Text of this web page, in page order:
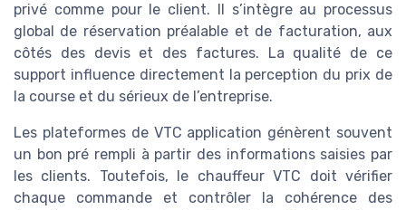
privé comme pour le client. Il s’intègre au processus
global de réservation préalable et de facturation, aux
côtés des devis et des factures. La qualité de ce
support influence directement la perception du prix de
la course et du sérieux de l’entreprise.
Les plateformes de VTC application génèrent souvent
un bon pré rempli à partir des informations saisies par
les clients. Toutefois, le chauffeur VTC doit vérifier
chaque commande et contrôler la cohérence des